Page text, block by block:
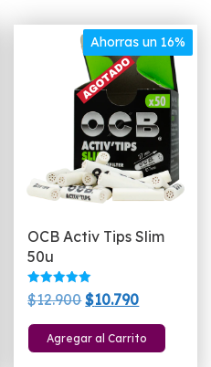
Ahorras un 16%
OCB Activ Tips Slim
50u
Valorado
con
de 5
$12.900El
precio
original
$10.790El
precio
actual
Agregar al Carrito